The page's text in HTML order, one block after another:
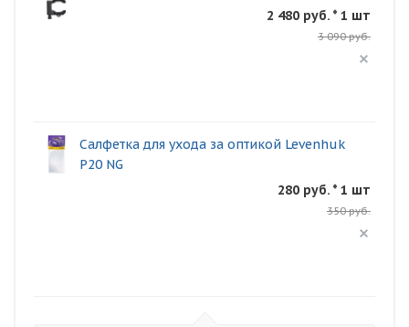
2 480 руб. * 1 шт
3 090 руб.
Салфетка для ухода за оптикой Levenhuk
P20 NG
280 руб. * 1 шт
350 руб.